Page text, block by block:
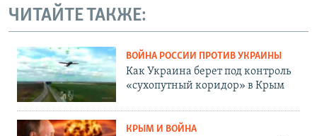
ЧИТАЙТЕ ТАКЖЕ:
ВОЙНА РОССИИ ПРОТИВ УКРАИНЫ
Как Украина берет под контроль
«сухопутный коридор» в Крым
КРЫМ И ВОЙНА